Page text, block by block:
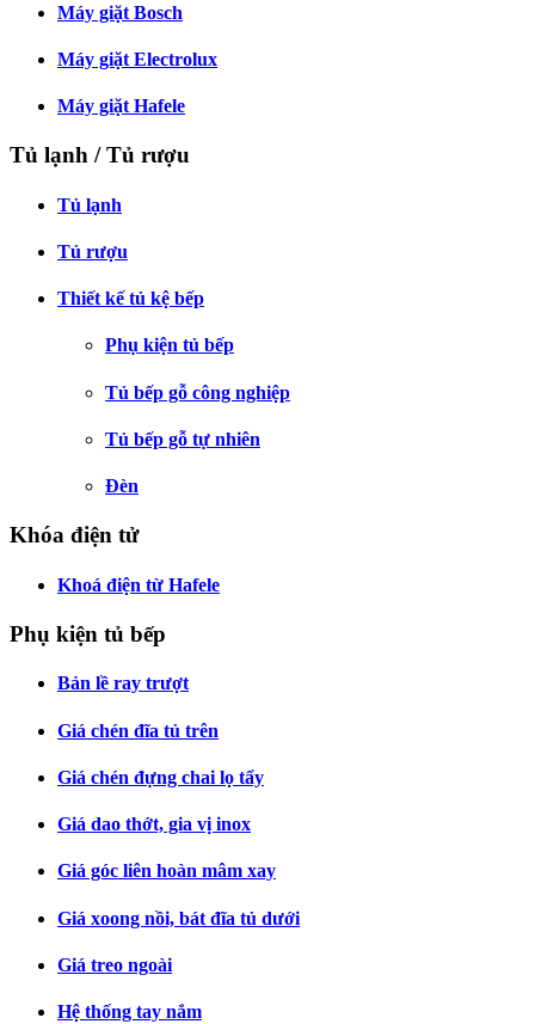
Máy giặt Bosch
Máy giặt Electrolux
Máy giặt Hafele
Tủ lạnh / Tủ rượu
Tủ lạnh
Tủ rượu
Thiết kế tủ kệ bếp
Phụ kiện tủ bếp
Tủ bếp gỗ công nghiệp
Tủ bếp gỗ tự nhiên
Đèn
Khóa điện tử
Khoá điện từ Hafele
Phụ kiện tủ bếp
Bản lề ray trượt
Giá chén đĩa tủ trên
Giá chén đựng chai lọ tẩy
Giá dao thớt, gia vị inox
Giá góc liên hoàn mâm xay
Giá xoong nồi, bát đĩa tủ dưới
Giá treo ngoài
Hệ thống tay nắm